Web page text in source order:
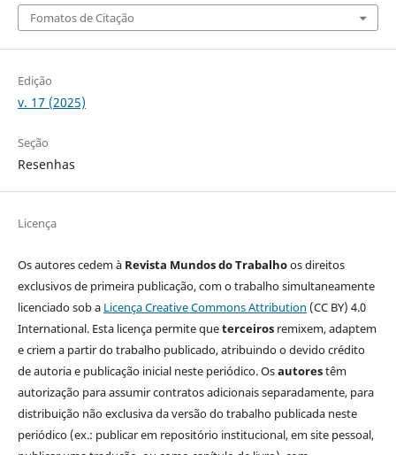
Fomatos de Citação
Edição
v. 17 (2025)
Seção
Resenhas
Licença
Os autores cedem à Revista Mundos do Trabalhoos direitos
exclusivos de primeira publicação, com o trabalho simultaneamente
licenciado sob a Licença Creative Commons Attribution (CC BY) 4.0
International. Esta licença permite queterceirosremixem, adaptem
e criem a partir do trabalho publicado, atribuindo o devido crédito
de autoria e publicação inicial neste periódico. Osautorestêm
autorização para assumir contratos adicionais separadamente, para
distribuição não exclusiva da versão do trabalho publicada neste
periódico (ex.: publicar em repositório institucional, em site pessoal,